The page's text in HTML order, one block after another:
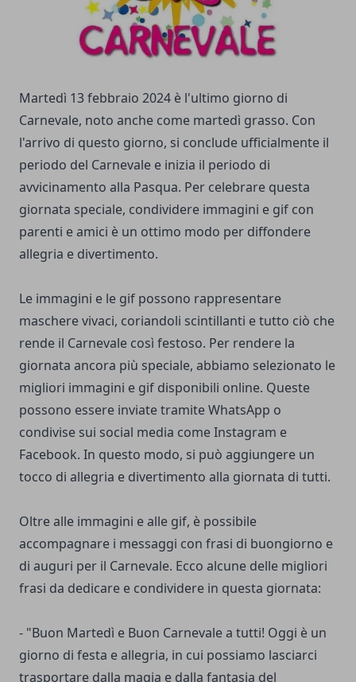
Martedì 13 febbraio 2024 è l'ultimo giorno di
Carnevale, noto anche come martedì grasso. Con
l'arrivo di questo giorno, si conclude ufficialmente il
periodo del Carnevale e inizia il periodo di
avvicinamento alla Pasqua. Per celebrare questa
giornata speciale, condividere immagini e gif con
parenti e amici è un ottimo modo per diffondere
allegria e divertimento.
Le immagini e le gif possono rappresentare
maschere vivaci, coriandoli scintillanti e tutto ciò che
rende il Carnevale così festoso. Per rendere la
giornata ancora più speciale, abbiamo selezionato le
migliori immagini e gif disponibili online. Queste
possono essere inviate tramite WhatsApp o
condivise sui social media come Instagram e
Facebook. In questo modo, si può aggiungere un
tocco di allegria e divertimento alla giornata di tutti.
Oltre alle immagini e alle gif, è possibile
accompagnare i messaggi con frasi di buongiorno e
di auguri per il Carnevale. Ecco alcune delle migliori
frasi da dedicare e condividere in questa giornata:
- "Buon Martedì e Buon Carnevale a tutti! Oggi è un
giorno di festa e allegria, in cui possiamo lasciarci
trasportare dalla magia e dalla fantasia del